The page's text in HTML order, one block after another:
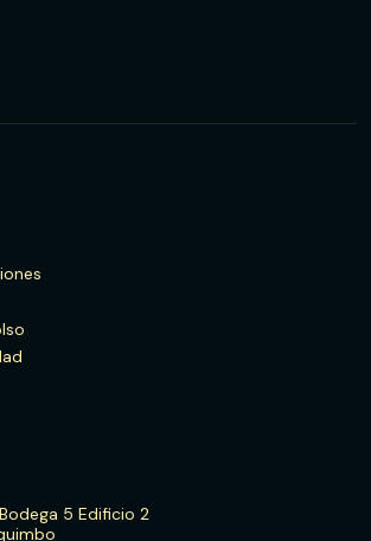
5 Edificio 2